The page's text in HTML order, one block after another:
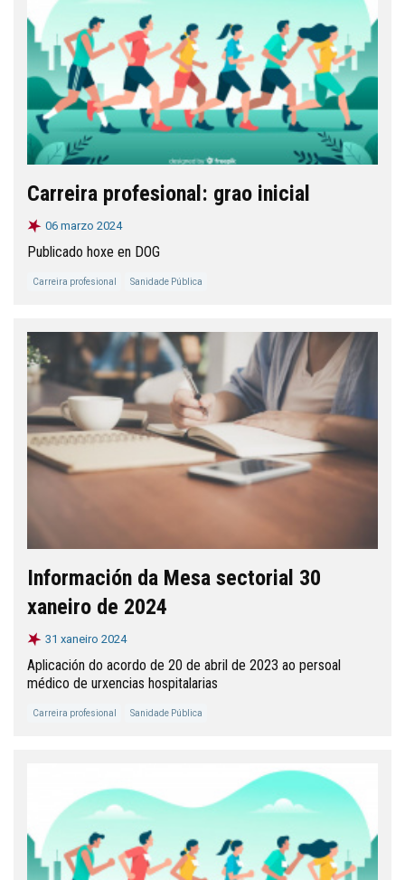
Carreira profesional: grao inicial
06 marzo 2024
Publicado hoxe en DOG
Carreira profesional Sanidade Pública
Información da Mesa sectorial 30
xaneiro de 2024
31 xaneiro 2024
Aplicación do acordo de 20 de abril de 2023 ao persoal
médico de urxencias hospitalarias
Carreira profesional Sanidade Pública